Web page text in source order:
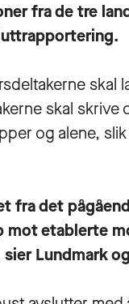
fra de tre
skal
og alene,
fra det
etablerte
Lundmark